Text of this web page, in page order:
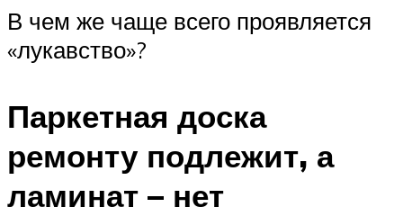
В чем же чаще всего проявляется
«лукавство»?
Паркетная доска
ремонту подлежит, а
ламинат – нет